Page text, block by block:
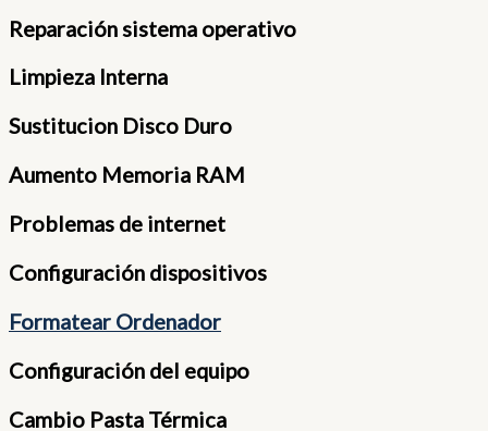
Reparación sistema operativo
Limpieza Interna
Sustitucion Disco Duro
Aumento Memoria RAM
Problemas de internet
Configuración dispositivos
Formatear Ordenador
Configuración del equipo
Cambio Pasta Térmica